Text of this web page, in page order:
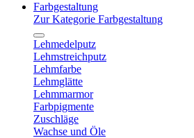
Farbgestaltung
Zur Kategorie Farbgestaltung
Lehmedelputz
Lehmstreichputz
Lehmfarbe
Lehmglätte
Lehmmarmor
Farbpigmente
Zuschläge
Wachse und Öle